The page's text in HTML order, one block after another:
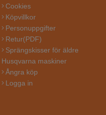
Cookies
Köpvillkor
Personuppgifter
Retur(PDF)
Sprängskisser för äldre
Husqvarna maskiner
Ångra köp
Logga in